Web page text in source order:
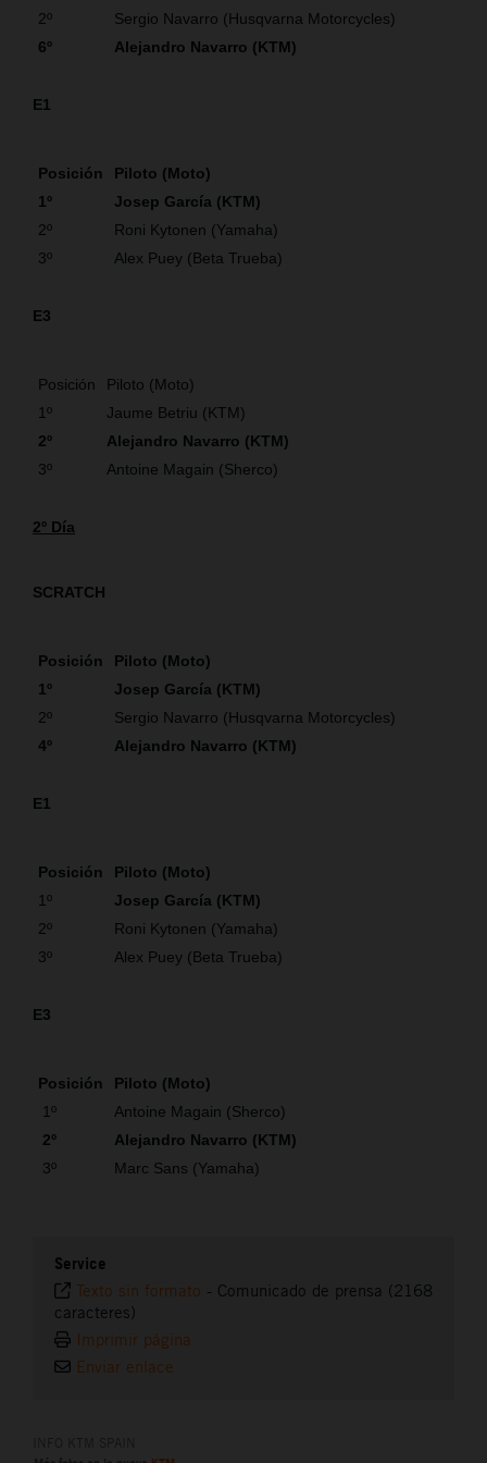
2º
Sergio Navarro (Husqvarna Motorcycles)
6º
Alejandro Navarro (KTM)
E1
Posición
Piloto (Moto)
1º
Josep García (KTM)
2º
Roni Kytonen (Yamaha)
3º
Alex Puey (Beta Trueba)
E3
Posición
Piloto (Moto)
1º
Jaume Betriu (KTM)
2º
Alejandro Navarro (KTM)
3º
Antoine Magain (Sherco)
2º Día
SCRATCH
Posición
Piloto (Moto)
1º
Josep García (KTM)
2º
Sergio Navarro (Husqvarna Motorcycles)
4º
Alejandro Navarro (KTM)
E1
Posición
Piloto (Moto)
1º
Josep García (KTM)
2º
Roni Kytonen (Yamaha)
3º
Alex Puey (Beta Trueba)
E3
Posición
Piloto (Moto)
1º
Antoine Magain (Sherco)
2º
Alejandro Navarro (KTM)
3º
Marc Sans (Yamaha)
Service
Texto sin formato - Comunicado de prensa (2168
caracteres)
Imprimir página
Enviar enlace